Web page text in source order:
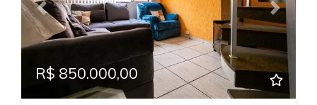
Previous Next
R$ 850.000,00